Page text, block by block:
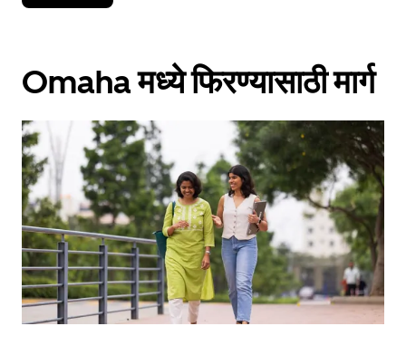
down
interact
with
calendar
and
select
a
date.
Press
the
escape
button
to
close
the
calendar.
Omaha मध्ये फिरण्यासाठी मार्ग